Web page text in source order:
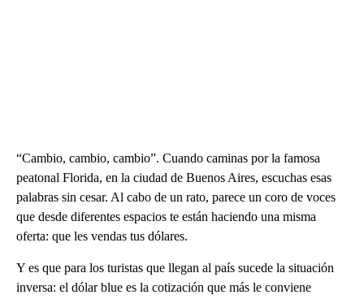
“Cambio, cambio, cambio”. Cuando caminas por la famosa
peatonal Florida, en la ciudad de Buenos Aires, escuchas esas
palabras sin cesar. Al cabo de un rato, parece un coro de voces
que desde diferentes espacios te están haciendo una misma
oferta: que les vendas tus dólares.
Y es que para los turistas que llegan al país sucede la situación
inversa: el dólar blue es la cotización que más le conviene